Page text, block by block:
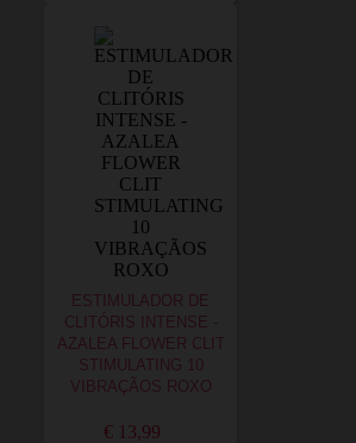
ESTIMULADOR DE
CLITÓRIS INTENSE -
AZALEA FLOWER CLIT
STIMULATING 10
VIBRAÇÃOS ROXO
€ 13,99